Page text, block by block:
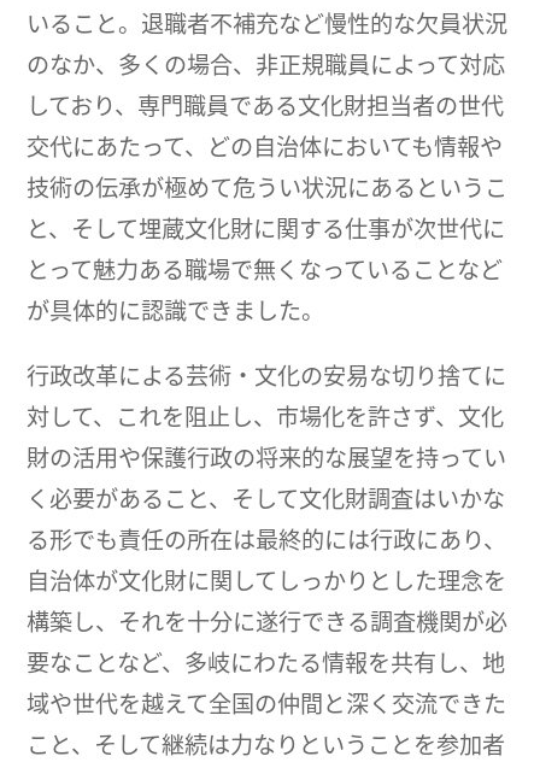
いること。退職者不補充など慢性的な欠員状況
のなか、多くの場合、非正規職員によって対応
しており、専門職員である文化財担当者の世代
交代にあたって、どの自治体においても情報や
技術の伝承が極めて危うい状況にあるというこ
と、そして埋蔵文化財に関する仕事が次世代に
とって魅力ある職場で無くなっていることなど
が具体的に認識できました。
行政改革による芸術・文化の安易な切り捨てに
対して、これを阻止し、市場化を許さず、文化
財の活用や保護行政の将来的な展望を持ってい
く必要があること、そして文化財調査はいかな
る形でも責任の所在は最終的には行政にあり、
自治体が文化財に関してしっかりとした理念を
構築し、それを十分に遂行できる調査機関が必
要なことなど、多岐にわたる情報を共有し、地
域や世代を越えて全国の仲間と深く交流できた
こと、そして継続は力なりということを参加者